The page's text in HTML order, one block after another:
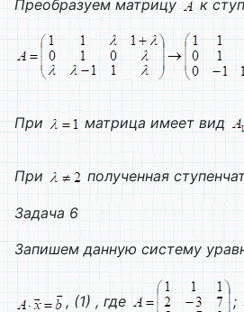
Преобразуем матрицу к
При матрица имеет вид
При полученная
Задача 6
Запишем данную систему
, (1) , где ;